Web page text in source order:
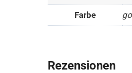
Farbe
Rezensionen